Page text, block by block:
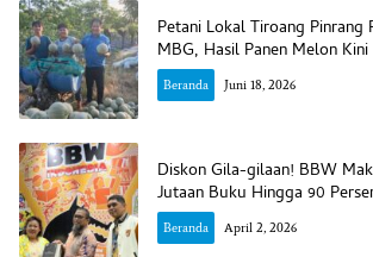
Petani Lokal Tiroang Pinrang
MBG, Hasil Panen Melon
Beranda Juni 18, 2026
Diskon Gila-gilaan! BBW
Jutaan Buku Hingga 90
Beranda April 2, 2026